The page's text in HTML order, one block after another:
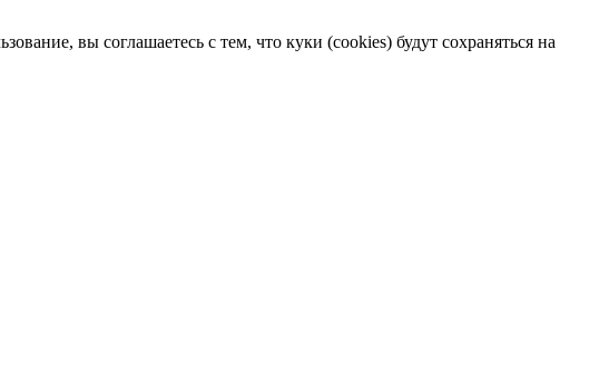
вы соглашаетесь с тем, что куки (cookies) будут сохраняться на